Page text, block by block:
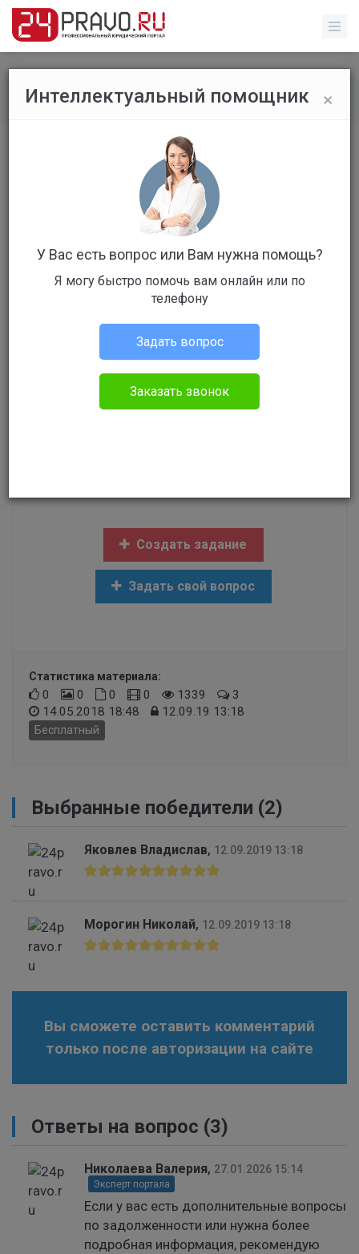
Все вопросы / Исполнительное производство
Долг по коммуналке
Вопрос уже решен
Здравствуйте. Приставы списали долг по
Создать задание
Задать свой вопрос
Статистика материала:
0 0 0 0 1339
3
14.05.2018 18:48
12.09.19 13:18
Бесплатный
Выбранные победители (2)
Яковлев Владислав, 12.09.2019 13:18
Морогин Николай, 12.09.2019 13:18
Вы сможете оставить комментарий
только после авторизации на сайте
Ответы на вопрос (3)
Николаева Валерия, 27.01.2026 15:14
Эксперт портала
Если у вас есть дополнительные вопросы
по задолженности или нужна более
подробная информация, рекомендую
×
Интеллектуальный помощник
У Вас есть вопрос или Вам нужна помощь?
Я могу быстро помочь вам онлайн или по
телефону
Задать вопрос
Заказать звонок